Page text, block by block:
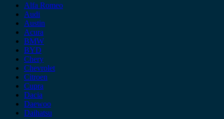
Alfa Romeo
Audi
Austin
Acura
BMW
BYD
Chery
Chevrolet
Citroen
Cupra
Dacia
Daewoo
Daihatsu